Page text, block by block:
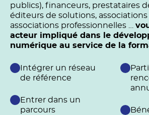
publics), financeurs, prestataires
éditeurs de solutions, associations
associations professionnelles …
acteur impliqué dans le
numérique au service de la
Intégrer un réseau
de référence
Entrer dans un
parcours